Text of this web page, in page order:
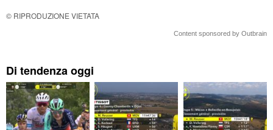
© RIPRODUZIONE VIETATA
Content sponsored by Outbrain
Di tendenza oggi